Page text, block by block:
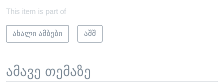
This item is part of
ახალი ამბები აშშ
ამავე თემაზე